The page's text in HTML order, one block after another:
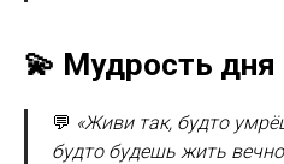
💫 Мудрость дня
💬 «Живи так, будто
будто будешь жить